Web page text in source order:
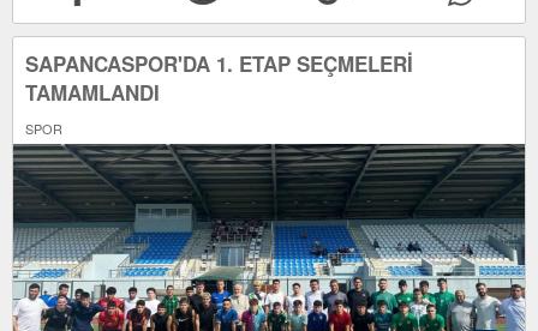
SAPANCASPOR'DA 1. ETAP SEÇMELERİ
TAMAMLANDI
SPOR